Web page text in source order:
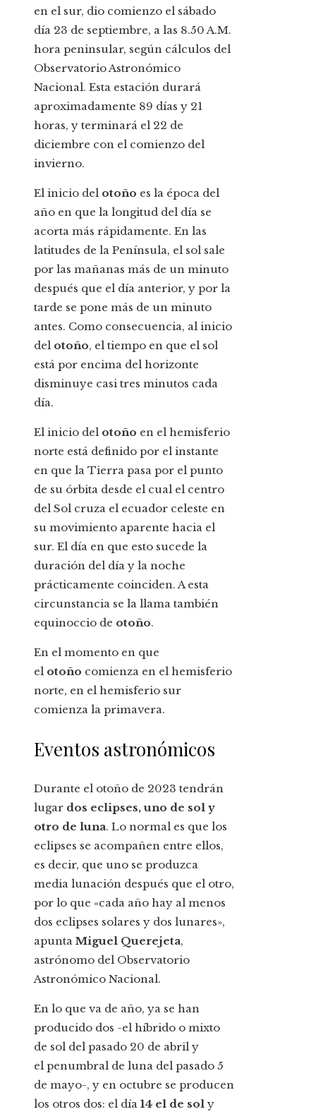
en el sur, dio comienzo el sábado
día 23 de septiembre, a las 8.50 A.M.
hora peninsular, según cálculos del
Observatorio Astronómico
Nacional. Esta estación durará
aproximadamente 89 días y 21
horas, y terminará el 22 de
diciembre con el comienzo del
invierno.
El inicio del otoño es la época del
año en que la longitud del día se
acorta más rápidamente. En las
latitudes de la Península, el sol sale
por las mañanas más de un minuto
después que el día anterior, y por la
tarde se pone más de un minuto
antes. Como consecuencia, al inicio
del otoño, el tiempo en que el sol
está por encima del horizonte
disminuye casi tres minutos cada
día.
El inicio del otoño en el hemisferio
norte está definido por el instante
en que la Tierra pasa por el punto
de su órbita desde el cual el centro
del Sol cruza el ecuador celeste en
su movimiento aparente hacia el
sur. El día en que esto sucede la
duración del día y la noche
prácticamente coinciden. A esta
circunstancia se la llama también
equinoccio de otoño.
En el momento en que
el otoño comienza en el hemisferio
norte, en el hemisferio sur
comienza la primavera.
Eventos astronómicos
Durante el otoño de 2023 tendrán
lugar dos eclipses, uno de sol y
otro de luna. Lo normal es que los
eclipses se acompañen entre ellos,
es decir, que uno se produzca
media lunación después que el otro,
por lo que «cada año hay al menos
dos eclipses solares y dos lunares»,
apunta Miguel Querejeta,
astrónomo del Observatorio
Astronómico Nacional.
En lo que va de año, ya se han
producido dos -el híbrido o mixto
de sol del pasado 20 de abril y
el penumbral de luna del pasado 5
de mayo-, y en octubre se producen
los otros dos: el día 14 el de sol y